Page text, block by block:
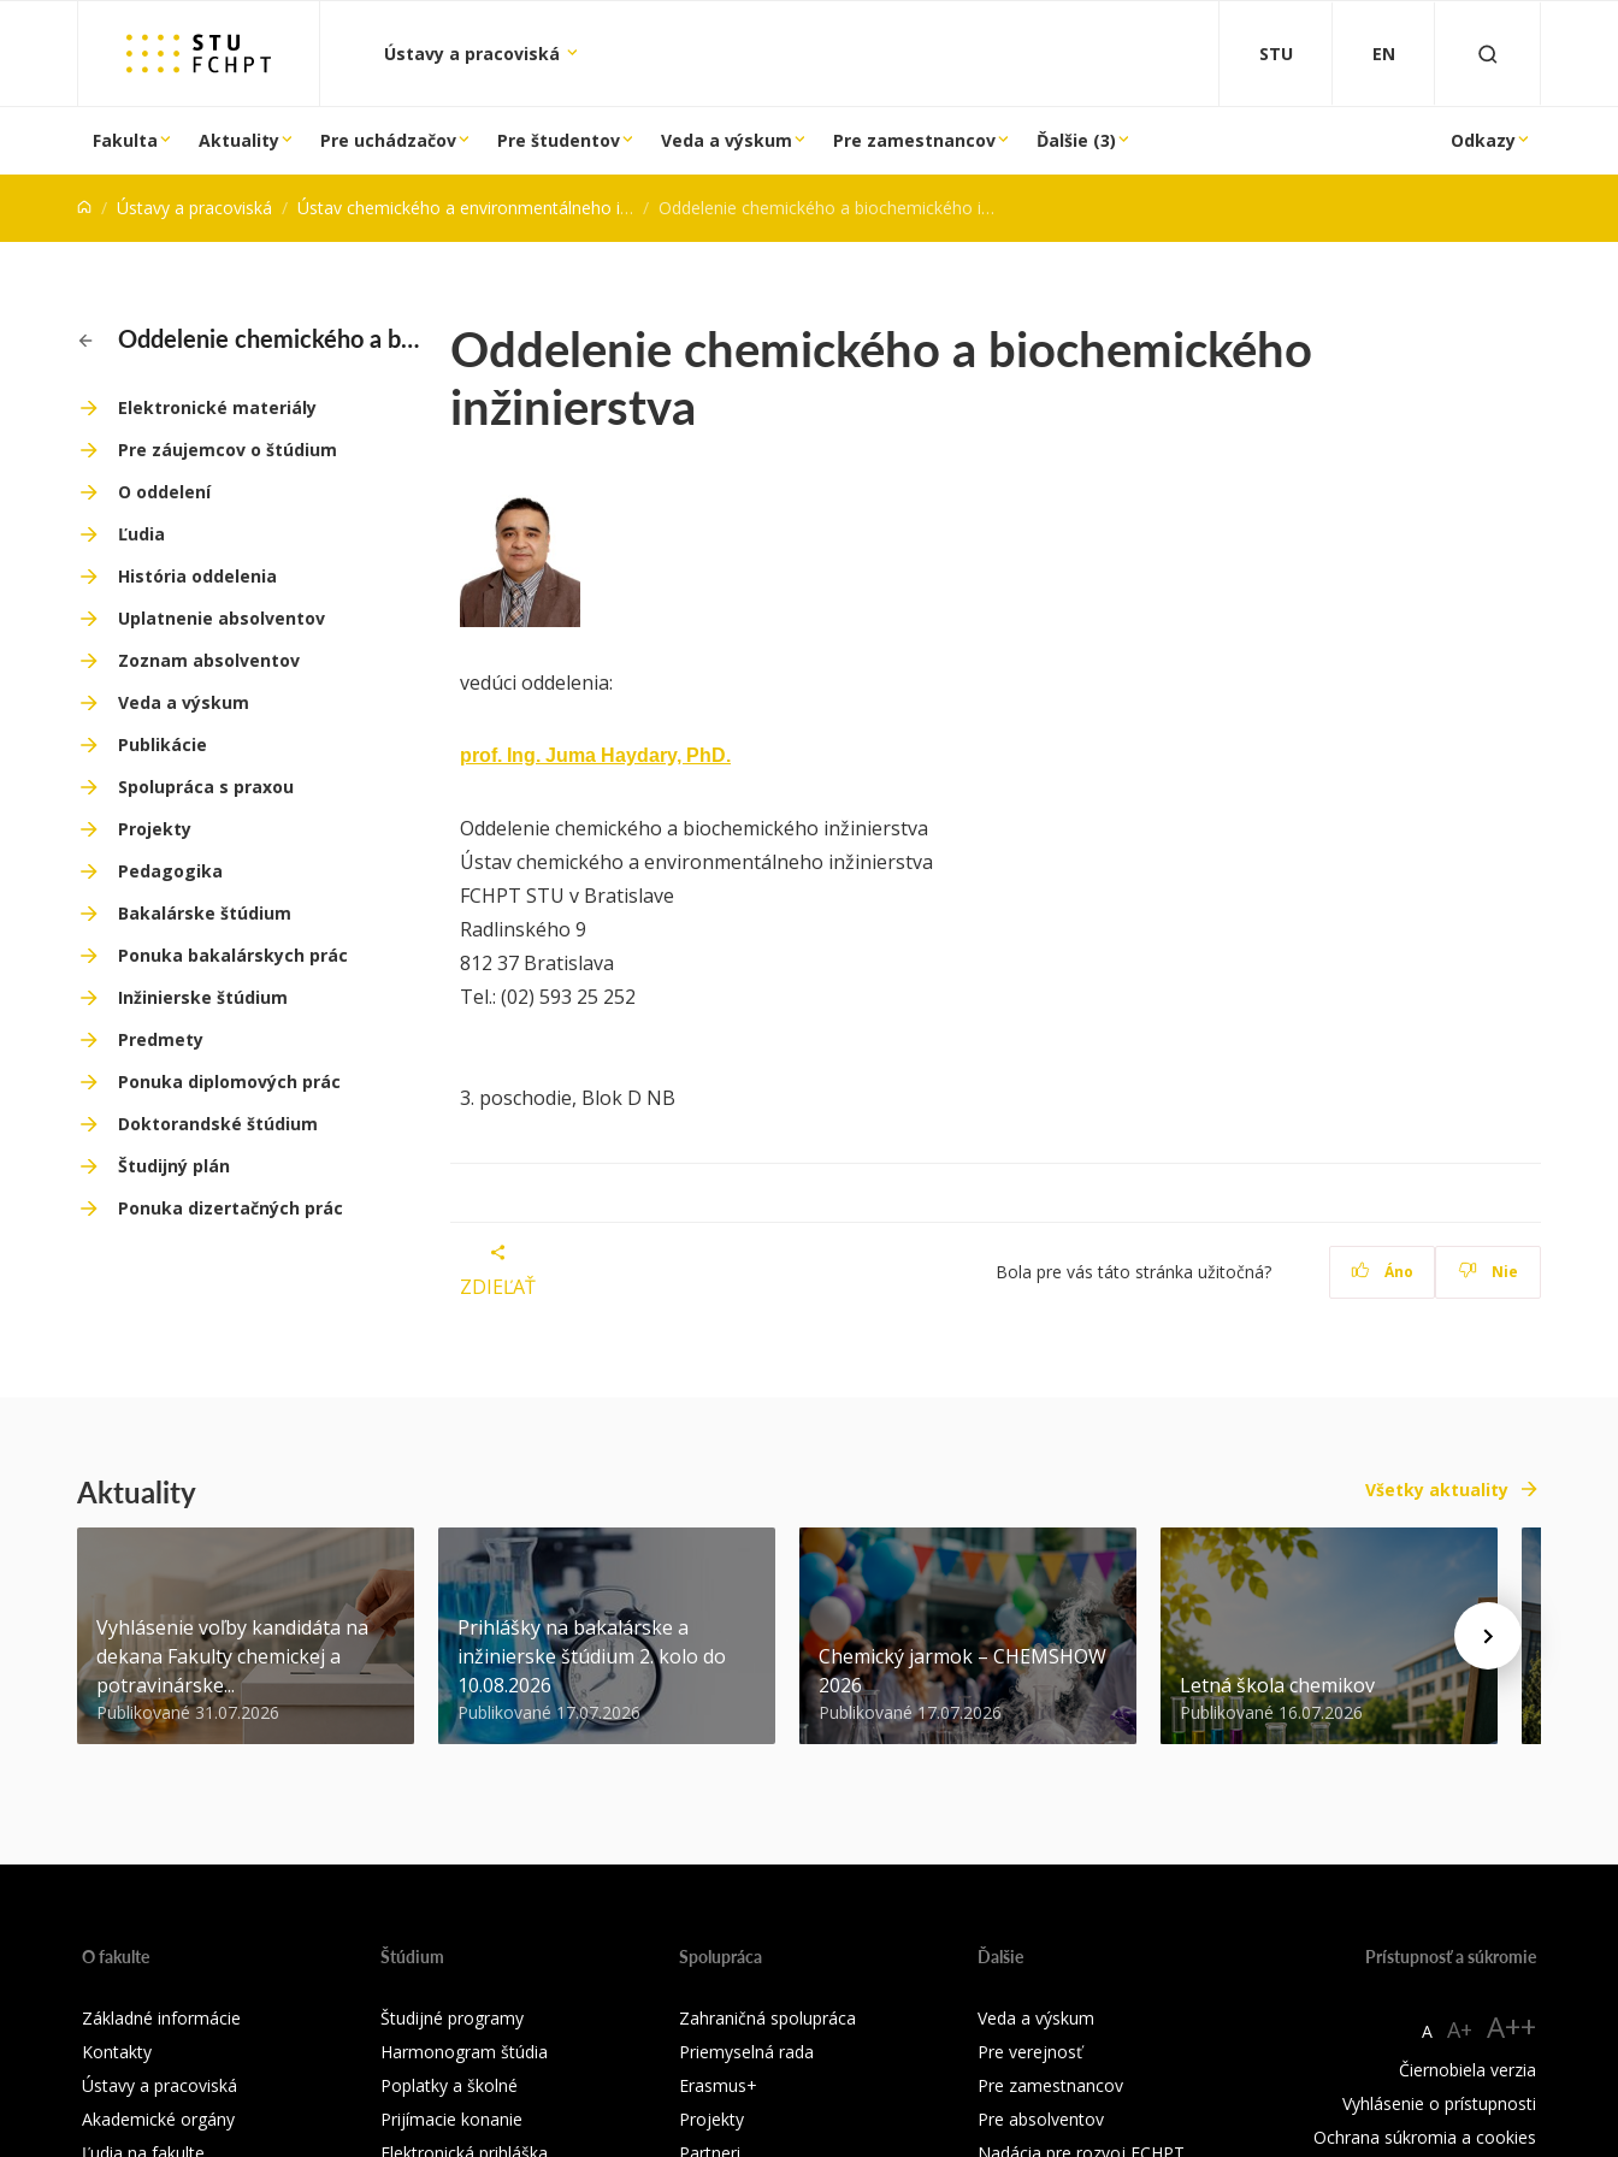
Ústavy a pracoviská STU EN
Fakulta Aktuality Pre uchádzačov Pre študentov Veda a výskum Pre zamestnancov Ďalšie (3) Odkazy
Ústavy a pracoviská Ústav chemického a environmentálneho inžinierstva Oddelenie chemického a biochemického inžinierstva
Oddelenie chemického a biochemického inžinierstva
Elektronické materiály
Pre záujemcov o štúdium
O oddelení
Ľudia
História oddelenia
Uplatnenie absolventov
Zoznam absolventov
Veda a výskum
Publikácie
Spolupráca s praxou
Projekty
Pedagogika
Bakalárske štúdium
Ponuka bakalárskych prác
Inžinierske štúdium
Predmety
Ponuka diplomových prác
Doktorandské štúdium
Študijný plán
Ponuka dizertačných prác
Oddelenie chemického a biochemického
inžinierstva
vedúci oddelenia:
prof. Ing. Juma Haydary, PhD.
Oddelenie chemického a biochemického inžinierstva
Ústav chemického a environmentálneho inžinierstva
FCHPT STU v Bratislave
Radlinského 9
812 37 Bratislava
Tel.: (02) 593 25 252
3. poschodie, Blok D NB
ZDIEĽAŤ
Bola pre vás táto stránka užitočná? Áno Nie
Aktuality Všetky aktuality
Vyhlásenie voľby kandidáta na
dekana Fakulty chemickej a
potravinárske...
Publikované 31.07.2026
Prihlášky na bakalárske a
inžinierske štúdium 2. kolo do
10.08.2026
Publikované 17.07.2026
Chemický jarmok – CHEMSHOW
2026
Publikované 17.07.2026
Letná škola chemikov
Publikované 16.07.2026
O fakulte
Základné informácie
Kontakty
Ústavy a pracoviská
Akademické orgány
Štúdium
Študijné programy
Harmonogram štúdia
Poplatky a školné
Prijímacie konanie
Spolupráca
Zahraničná spolupráca
Priemyselná rada
Erasmus+
Projekty
Ďalšie
Veda a výskum
Pre verejnosť
Pre zamestnancov
Pre absolventov
Prístupnosť a súkromie
A A+ A++
Čiernobiela verzia
Vyhlásenie o prístupnosti
Ochrana súkromia a cookies